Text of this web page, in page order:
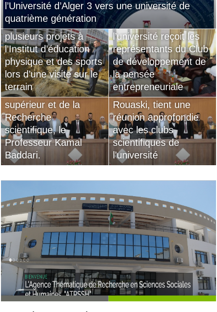
l’Université d’Alger 3 vers une université de
quatrième génération
Le directeur de
l’université inspecte
plusieurs projets à
l’Institut d’éducation
physique et des sports
lors d’une visite sur le
terrain
Le directeur de
l’université reçoit les
représentants du Club
de développement de
la pensée
entrepreneuriale
Les clubs scientifiques
de l’Université d’Alger
3 saluent vivement la
stratégie réformatrice
globale de Son
Excellence le Ministre
de l’Enseignement
supérieur et de la
Recherche
scientifique, le
Professeur Kamal
Baddari.
Le directeur de
l’université, le
professeur Khaled
Rouaski, tient une
réunion approfondie
avec les clubs
scientifiques de
l’université
Study in Algeria
l'agence thématique de recherche en sciences sociales
et humaines